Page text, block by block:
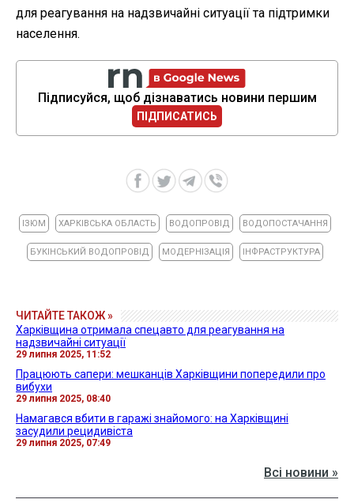
для реагування на надзвичайні ситуації та підтримки
населення.
Підписуйся, щоб дізнаватись новини першим
ПІДПИСАТИСЬ
ІЗЮМ ХАРКІВСЬКА ОБЛАСТЬ ВОДОПРОВІД ВОДОПОСТАЧАННЯ
БУКІНСЬКИЙ ВОДОПРОВІД МОДЕРНІЗАЦІЯ ІНФРАСТРУКТУРА
ЧИТАЙТЕ ТАКОЖ »
Харківщина отримала спецавто для реагування на
надзвичайні ситуації
29 липня 2025, 11:52
Працюють сапери: мешканців Харківщини попередили про
вибухи
29 липня 2025, 08:40
Намагався вбити в гаражі знайомого: на Харківщині
засудили рецидивіста
29 липня 2025, 07:49
Всі новини »